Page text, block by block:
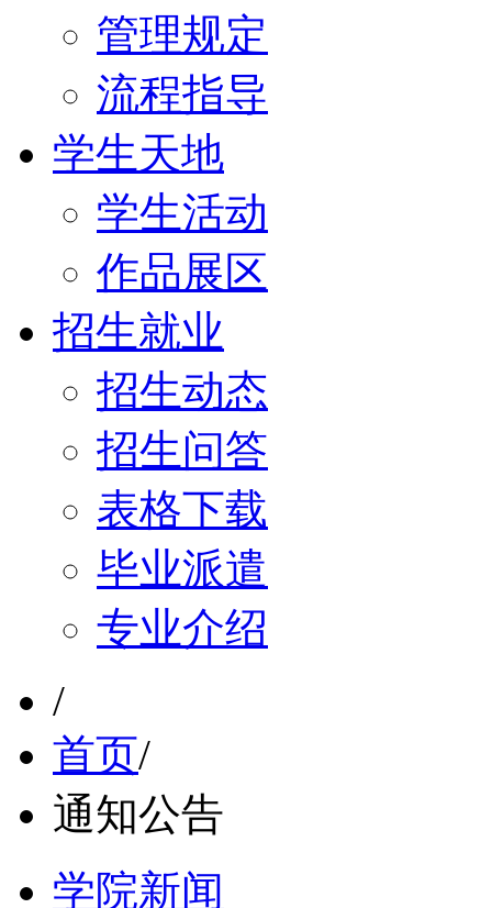
管理规定
流程指导
学生天地
学生活动
作品展区
招生就业
招生动态
招生问答
表格下载
毕业派遣
专业介绍
/
首页/
通知公告
学院新闻